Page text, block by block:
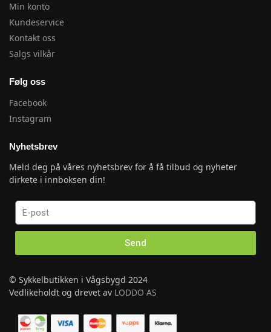
Min konto
Kundeservice
Kontakt oss
Salgs vilkår
Følg oss
Facebook
Instagram
Nyhetsbrev
Meld deg på våres nyhetsbrev for å få tilbud og nyheter
dirkete i innboksen din!
Send
© Sykkelbutikken i Vågsbygd 2024
Vedlikeholdt og drevet av LODDO AS